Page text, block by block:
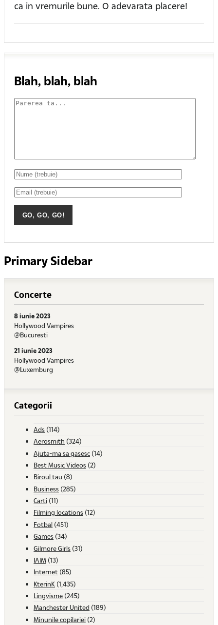
ca in vremurile bune. O adevarata placere!
Blah, blah, blah
Primary Sidebar
Concerte
8 iunie 2023
Hollywood Vampires
@Bucuresti
21 iunie 2023
Hollywood Vampires
@Luxemburg
Categorii
Ads (114)
Aerosmith (324)
Ajuta-ma sa gasesc (14)
Best Music Videos (2)
Biroul tau (8)
Business (285)
Carti (11)
Filming locations (12)
Fotbal (451)
Games (34)
Gilmore Girls (31)
IAIM (13)
Internet (85)
KterinK (1,435)
Lingvisme (245)
Manchester United (189)
Minunile copilariei (2)